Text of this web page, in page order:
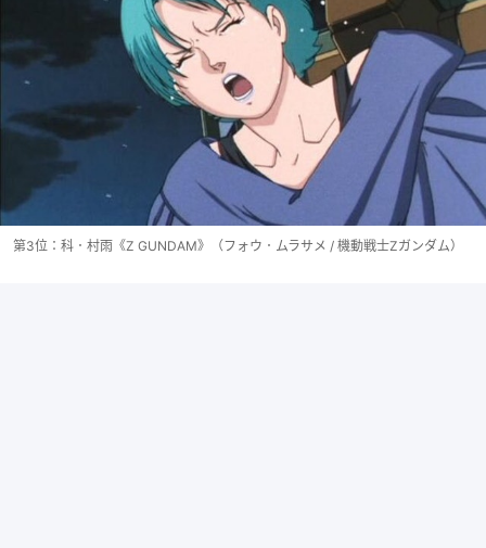
第3位：科．村雨《Z GUNDAM》（フォウ．ムラサメ / 機動戦士Ζガンダム）